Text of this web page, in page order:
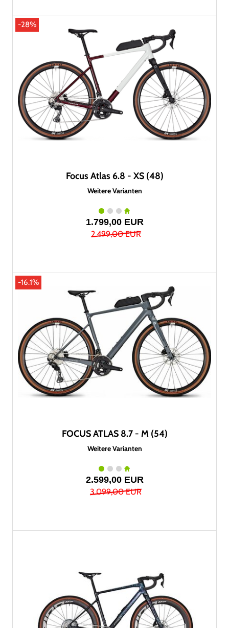
-28%
Focus Atlas 6.8 - XS (48)
Weitere Varianten
1.799,00 EUR
2.499,00 EUR
-16.1%
FOCUS ATLAS 8.7 - M (54)
Weitere Varianten
2.599,00 EUR
3.099,00 EUR